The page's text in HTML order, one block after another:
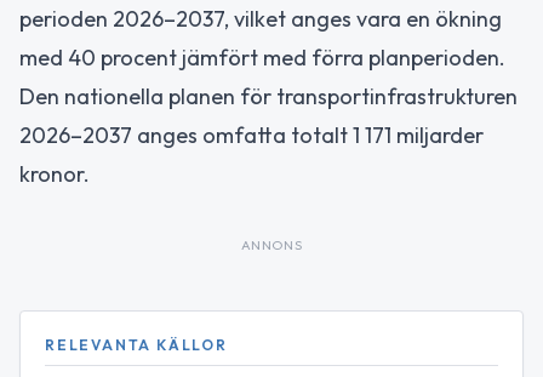
perioden 2026–2037, vilket anges vara en ökning
med 40 procent jämfört med förra planperioden.
Den nationella planen för transportinfrastrukturen
2026–2037 anges omfatta totalt 1 171 miljarder
kronor.
ANNONS
RELEVANTA KÄLLOR